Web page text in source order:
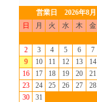
営業日 2026年8月
日
月 火 水 木 金
2
3 4 5 6 7
9
10 11 12 13 14
16
17 18 19 20 21
23
24 25 26 27 28
30
31